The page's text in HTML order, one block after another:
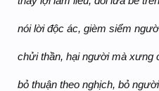
nói lời độc ác, gièm siểm
chửi thần, hại người mà xưng
bỏ thuận theo nghịch, bỏ